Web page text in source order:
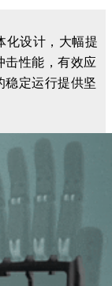
化设计，大幅提
击性能，有效应
稳定运行提供坚